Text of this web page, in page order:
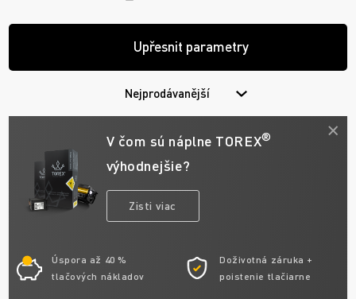
Upřesnit parametry
Nejprodávanější
V čom sú náplne TOREX®
výhodnejšie?
Zisti viac
Úspora až 40 %
tlačových nákladov
Doživotná záruka +
poistenie tlačiarne